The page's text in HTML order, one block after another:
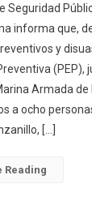
Seguridad
informa que,
y
(PEP),
Armada de
a ocho
[…]
Reading